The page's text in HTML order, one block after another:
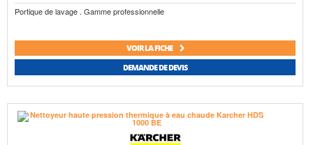
Portique de lavage . Gamme professionnelle
VOIR LA FICHE
DEMANDE DE DEVIS